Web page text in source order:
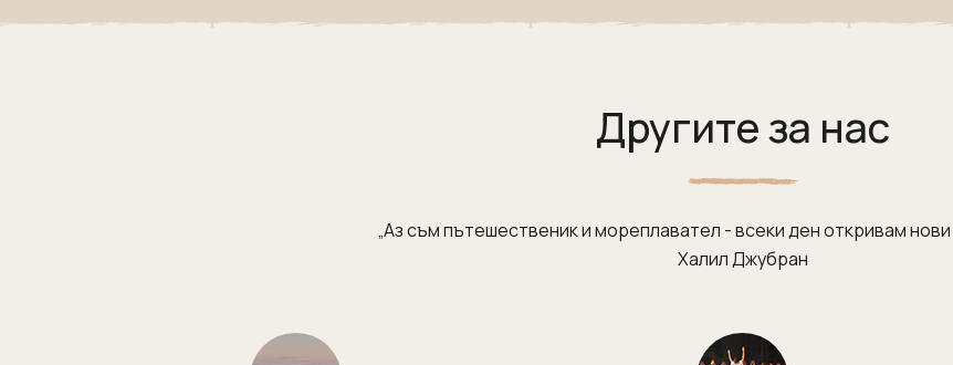
Другите за нас
„Аз съм пътешественик и мореплавател - всеки ден откривам нови
Халил Джубран